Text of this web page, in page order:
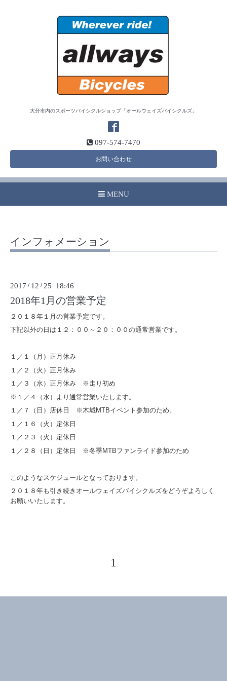
大分市内のスポーツバイシクルショップ「オールウェイズバイシクルズ」
097-574-7470
お問い合わせ
MENU
インフォメーション
2017 / 12 / 25 18:46
2018年1月の営業予定
２０１８年１月の営業予定です。
下記以外の日は１２：００～２０：００の通常営業です。
１／１（月）正月休み
１／２（火）正月休み
１／３（水）正月休み ※走り初め
※１／４（水）より通常営業いたします。
１／７（日）店休日 ※木城MTBイベント参加のため。
１／１６（火）定休日
１／２３（火）定休日
１／２８（日）定休日 ※冬季MTBファンライド参加のため
このようなスケジュールとなっております。
２０１８年も引き続きオールウェイズバイシクルズをどうぞよろしく
お願いいたします。
1